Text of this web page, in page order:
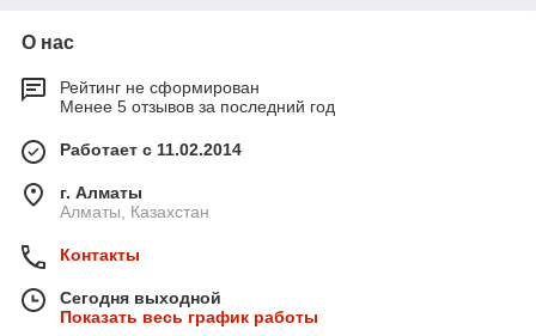
О нас
Рейтинг не сформирован
Менее 5 отзывов за последний год
Работает с 11.02.2014
г. Алматы
Алматы, Казахстан
Контакты
Сегодня выходной
Показать весь график работы